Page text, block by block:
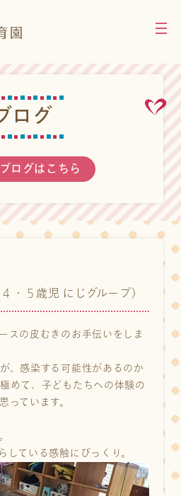
園
ロ グ
ログはこちら
・５歳児 にじグループ）
スの皮むきのお手伝いをしま
、感染する可能性があるのか
めて、子どもたちへの体験の
っています。
している感触にびっくり。